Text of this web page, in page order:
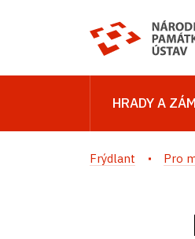
HRADY A
Frýdlant Pro